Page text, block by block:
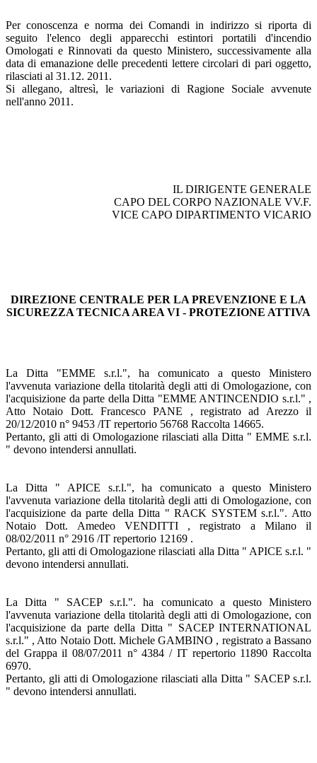
Per conoscenza e norma dei Comandi in indirizzo si riporta di
seguito l'elenco degli apparecchi estintori portatili d'incendio
Omologati e Rinnovati da questo Ministero, successivamente alla
data di emanazione delle precedenti lettere circolari di pari oggetto,
rilasciati al 31.12. 2011.
Si allegano, altresì, le variazioni di Ragione Sociale avvenute
nell'anno 2011.
IL DIRIGENTE GENERALE
CAPO DEL CORPO NAZIONALE VV.F.
VICE CAPO DIPARTIMENTO VICARIO
DIREZIONE CENTRALE PER LA PREVENZIONE E LA
SICUREZZA TECNICA AREA VI - PROTEZIONE ATTIVA
La Ditta "EMME s.r.l.", ha comunicato a questo Ministero
l'avvenuta variazione della titolarità degli atti di Omologazione, con
l'acquisizione da parte della Ditta "EMME ANTINCENDIO s.r.l." ,
Atto Notaio Dott. Francesco PANE , registrato ad Arezzo il
20/12/2010 n° 9453 /IT repertorio 56768 Raccolta 14665.
Pertanto, gli atti di Omologazione rilasciati alla Ditta " EMME s.r.l.
" devono intendersi annullati.
La Ditta " APICE s.r.l.", ha comunicato a questo Ministero
l'avvenuta variazione della titolarità degli atti di Omologazione, con
l'acquisizione da parte della Ditta " RACK SYSTEM s.r.l.". Atto
Notaio Dott. Amedeo VENDITTI , registrato a Milano il
08/02/2011 n° 2916 /IT repertorio 12169 .
Pertanto, gli atti di Omologazione rilasciati alla Ditta " APICE s.r.l. "
devono intendersi annullati.
La Ditta " SACEP s.r.l.". ha comunicato a questo Ministero
l'avvenuta variazione della titolarità degli atti di Omologazione, con
l'acquisizione da parte della Ditta " SACEP INTERNATIONAL
s.r.l." , Atto Notaio Dott. Michele GAMBINO , registrato a Bassano
del Grappa il 08/07/2011 n° 4384 / IT repertorio 11890 Raccolta
6970.
Pertanto, gli atti di Omologazione rilasciati alla Ditta " SACEP s.r.l.
" devono intendersi annullati.